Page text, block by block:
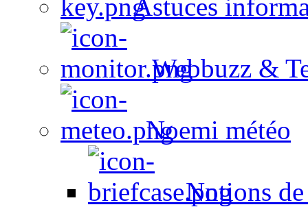
Astuces
Webbuzz &
Noemi météo
Notions